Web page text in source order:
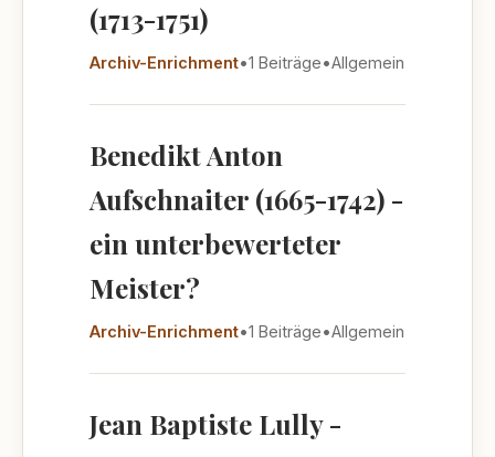
(1713-1751)
Archiv-Enrichment•1 Beiträge•Allgemein
Benedikt Anton
Aufschnaiter (1665-1742) -
ein unterbewerteter
Meister?
Archiv-Enrichment•1 Beiträge•Allgemein
Jean Baptiste Lully -